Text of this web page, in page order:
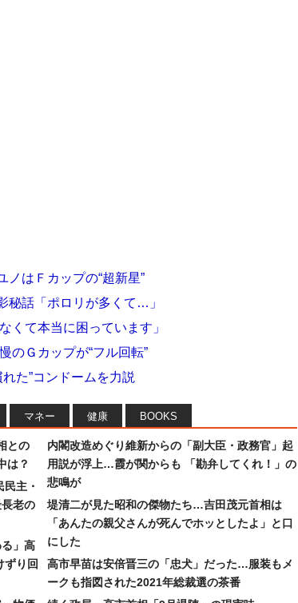
はＦカップの“超新星”
秘話「ポロリが多くて…」
くて本当に困っています」
のＧカップが“フル回転”
た”コンドームを力説
マネー 健康 BOOKS
との
は？
主・
老の
」高
ずり回
内閣改造めぐり維新からの「副大臣・政務官」起
用説が浮上…霞が関からも 「勘弁してくれ！」の
悲鳴が
堤清二が見た昭和の傑物たち…吉田茂元首相は
「あんたの親父さんが死んでホッとしたよ」と口
にした
高市早苗は安倍晋三の「忠犬」だった…服装もメ
ークも指図された2021年総裁選の茶番